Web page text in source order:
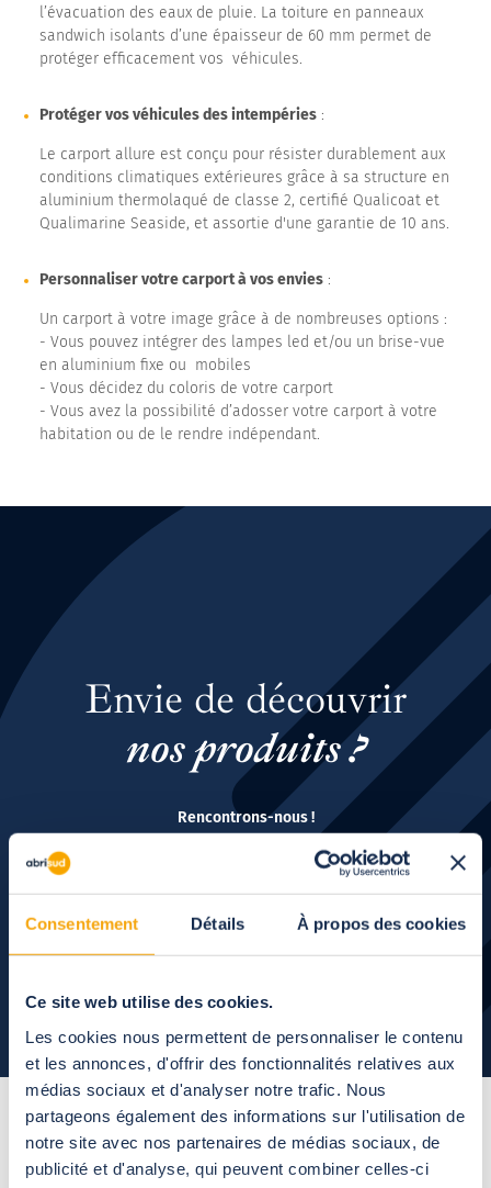
Consentement Détails À propos des cookies
Ce site web utilise des cookies.
Les cookies nous permettent de personnaliser le contenu
et les annonces, d'offrir des fonctionnalités relatives aux
médias sociaux et d'analyser notre trafic. Nous
partageons également des informations sur l'utilisation de
notre site avec nos partenaires de médias sociaux, de
publicité et d'analyse, qui peuvent combiner celles-ci
l’évacuation des eaux de pluie. La toiture en panneaux
sandwich isolants d’une épaisseur de 60 mm permet de
protéger efficacement vos véhicules.
Protéger vos véhicules des intempéries :
Le carport allure est conçu pour résister durablement aux
conditions climatiques extérieures grâce à sa structure en
aluminium thermolaqué de classe 2, certifié Qualicoat et
Qualimarine Seaside, et assortie d'une garantie de 10 ans.
Personnaliser votre carport à vos envies :
Un carport à votre image grâce à de nombreuses options :
- Vous pouvez intégrer des lampes led et/ou un brise-vue
en aluminium fixe ou mobiles
- Vous décidez du coloris de votre carport
- Vous avez la possibilité d’adosser votre carport à votre
habitation ou de le rendre indépendant.
Envie de découvrir
nos produits ?
Rencontrons-nous !
La chronologiedu projet